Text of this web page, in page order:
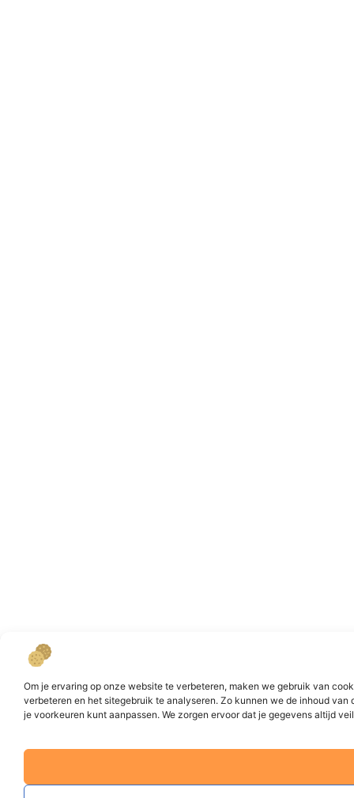
Om je ervaring op onze website te verbeteren, maken we gebruik van
verbeteren en het sitegebruik te analyseren. Zo kunnen we de inhoud
je voorkeuren kunt aanpassen. We zorgen ervoor dat je gegevens altijd